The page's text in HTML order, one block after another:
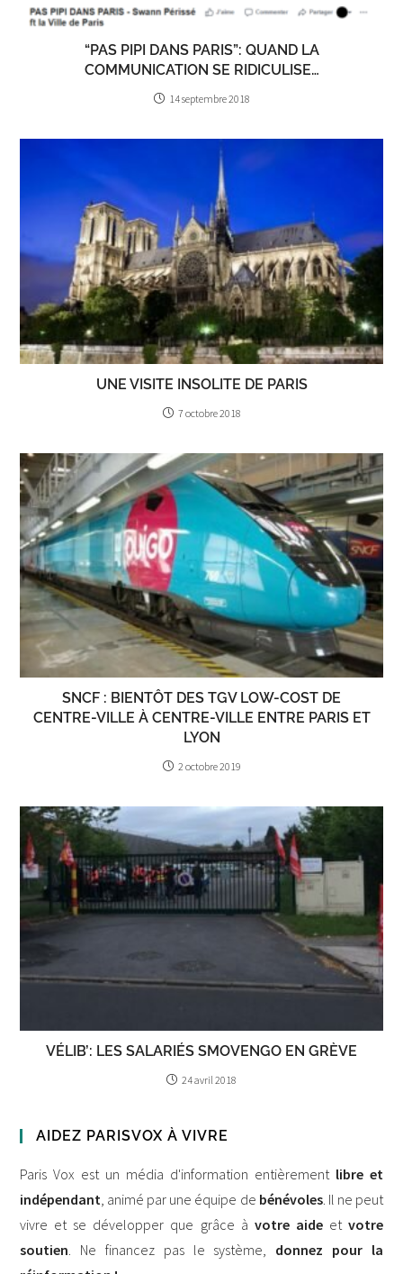
“PAS PIPI DANS PARIS”: QUAND LA
COMMUNICATION SE RIDICULISE…
14 septembre 2018
UNE VISITE INSOLITE DE PARIS
7 octobre 2018
SNCF : BIENTÔT DES TGV LOW-COST DE
CENTRE-VILLE À CENTRE-VILLE ENTRE PARIS ET
LYON
2 octobre 2019
VÉLIB’: LES SALARIÉS SMOVENGO EN GRÈVE
24 avril 2018
AIDEZ PARISVOX À VIVRE
Paris Vox est un média d'information entièrement libre et
indépendant, animé par une équipe de bénévoles. Il ne peut
vivre et se développer que grâce à votre aideet votre
soutien. Ne financez pas le système, donnez pour la